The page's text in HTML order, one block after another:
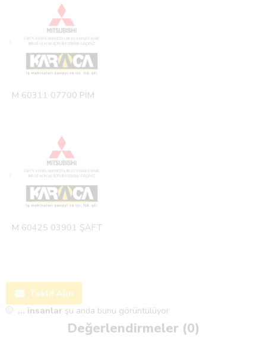
M 60311 07700 PİM
M 60425 03901 ŞAFT
Teklif Alın
... insanlar şu anda bunu görüntülüyor
Değerlendirmeler (0)